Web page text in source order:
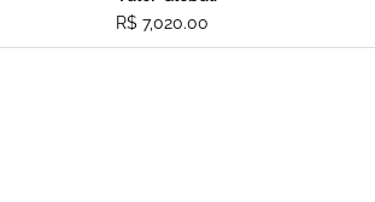
R$ 7,020.00